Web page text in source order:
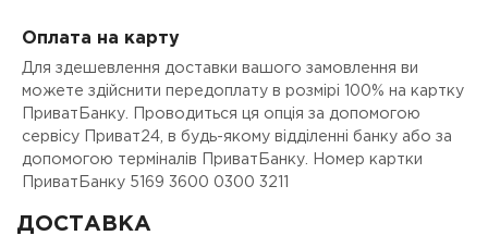
Оплата на карту
Для здешевлення доставки вашого замовлення ви
можете здійснити передоплату в розмірі 100% на картку
ПриватБанку. Проводиться ця опція за допомогою
сервісу Приват24, в будь-якому відділенні банку або за
допомогою терміналів ПриватБанку. Номер картки
ПриватБанку 5169 3600 0300 3211
ДОСТАВКА